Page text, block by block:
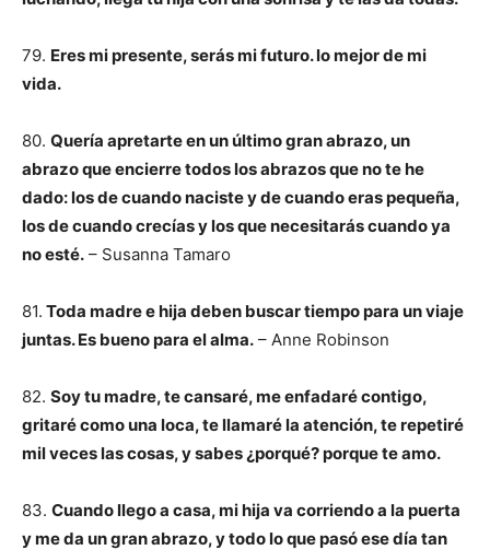
79. Eres mi presente, serás mi futuro. lo mejor de mi
vida.
80. Quería apretarte en un último gran abrazo, un
abrazo que encierre todos los abrazos que no te he
dado: los de cuando naciste y de cuando eras pequeña,
los de cuando crecías y los que necesitarás cuando ya
no esté. – Susanna Tamaro
81. Toda madre e hija deben buscar tiempo para un viaje
juntas. Es bueno para el alma. – Anne Robinson
82. Soy tu madre, te cansaré, me enfadaré contigo,
gritaré como una loca, te llamaré la atención, te repetiré
mil veces las cosas, y sabes ¿porqué? porque te amo.
83. Cuando llego a casa, mi hija va corriendo a la puerta
y me da un gran abrazo, y todo lo que pasó ese día tan